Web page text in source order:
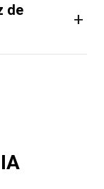
de
+